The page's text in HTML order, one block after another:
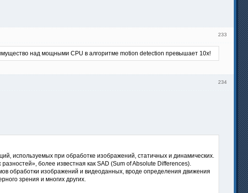
233
над мощными CPU в алгоритме motion detection превышает 10x!
234
используемых при обработке изображений, статичных и динамических.
более известная как SAD (Sum of Absolute Differences).
обработки изображений и видеоданных, вроде определения движения
зрения и многих других.